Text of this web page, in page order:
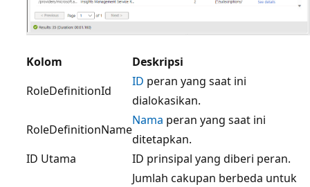
Kolom
Deskripsi
RoleDefinitionId
ID peran yang saat ini
dialokasikan.
RoleDefinitionName
Nama peran yang saat ini
ditetapkan.
ID Utama
ID prinsipal yang diberi peran.
Jumlah cakupan berbeda untuk